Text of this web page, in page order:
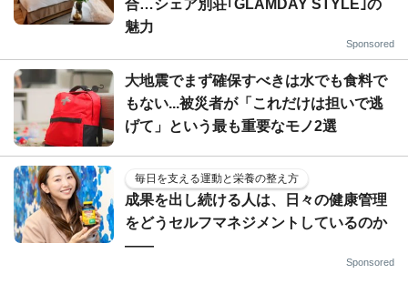
合…シェア別荘｢GLAMDAY STYLE｣の
魅力
Sponsored
大地震でまず確保すべきは水でも食料で
もない...被災者が「これだけは担いで逃
げて」という最も重要なモノ2選
毎日を支える運動と栄養の整え方
成果を出し続ける人は、日々の健康管理
をどうセルフマネジメントしているのか
——
Sponsored